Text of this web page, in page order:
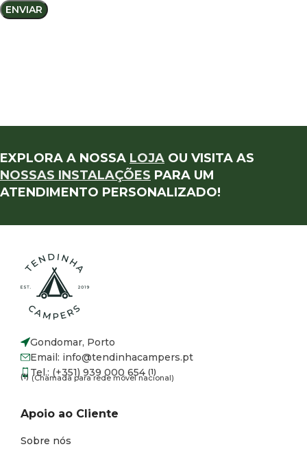
EXPLORA A NOSSA LOJA OU VISITA AS
NOSSAS INSTALAÇÕES PARA UM
ATENDIMENTO PERSONALIZADO!
Gondomar, Porto
Email: info@tendinhacampers.pt
Tel.: (+351) 939 000 654 (1)
(1) (Chamada para rede móvel nacional)
Apoio ao Cliente
Sobre nós